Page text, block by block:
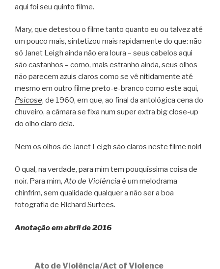
aqui foi seu quinto filme.
Mary, que detestou o filme tanto quanto eu ou talvez até
um pouco mais, sintetizou mais rapidamente do que: não
só Janet Leigh ainda não era loura – seus cabelos aqui
são castanhos – como, mais estranho ainda, seus olhos
não parecem azuis claros como se vê nitidamente até
mesmo em outro filme preto-e-branco como este aqui,
Psicose, de 1960, em que, ao final da antológica cena do
chuveiro, a câmara se fixa num super extra big close-up
do olho claro dela.
Nem os olhos de Janet Leigh são claros neste filme noir!
O qual, na verdade, para mim tem pouquíssima coisa de
noir. Para mim, Ato de Violênciaé um melodrama
chinfrim, sem qualidade qualquer a não ser a boa
fotografia de Richard Surtees.
Anotação em abril de 2016
Ato de Violência/Act of Violence